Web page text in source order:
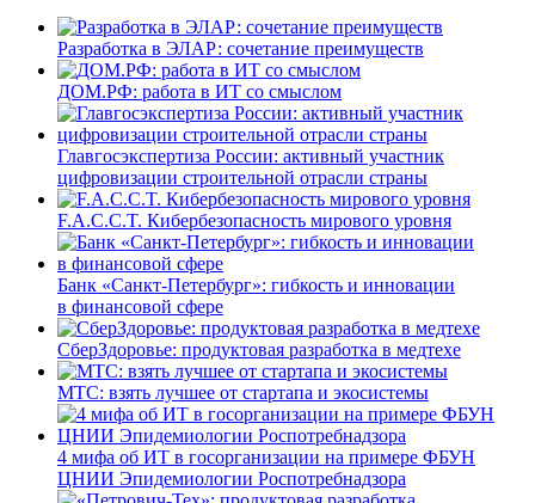
Разработка в ЭЛАР: сочетание преимуществ
ДОМ.РФ: работа в ИТ со смыслом
Главгосэкспертиза России: активный участник
цифровизации строительной отрасли страны
F.A.C.C.T. Кибербезопасность мирового уровня
Банк «Санкт-Петербург»: гибкость и инновации
в финансовой сфере
СберЗдоровье: продуктовая разработка в медтехе
МТС: взять лучшее от стартапа и экосистемы
4 мифа об ИТ в госорганизации на примере ФБУН
ЦНИИ Эпидемиологии Роспотребнадзора